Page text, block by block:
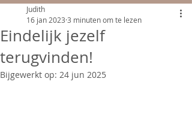
Eindelijk jezelf
terugvinden!
Judith
16 jan 2023 3 minuten om te lezen
Bijgewerkt op: 24 jun 2025